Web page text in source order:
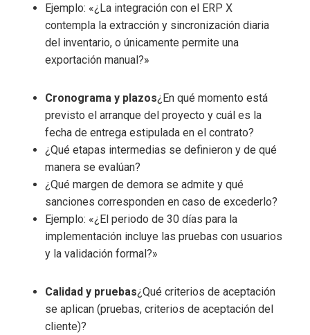
Ejemplo: «¿La integración con el ERP X
contempla la extracción y sincronización diaria
del inventario, o únicamente permite una
exportación manual?»
Cronograma y plazos¿En qué momento está
previsto el arranque del proyecto y cuál es la
fecha de entrega estipulada en el contrato?
¿Qué etapas intermedias se definieron y de qué
manera se evalúan?
¿Qué margen de demora se admite y qué
sanciones corresponden en caso de excederlo?
Ejemplo: «¿El periodo de 30 días para la
implementación incluye las pruebas con usuarios
y la validación formal?»
Calidad y pruebas¿Qué criterios de aceptación
se aplican (pruebas, criterios de aceptación del
cliente)?